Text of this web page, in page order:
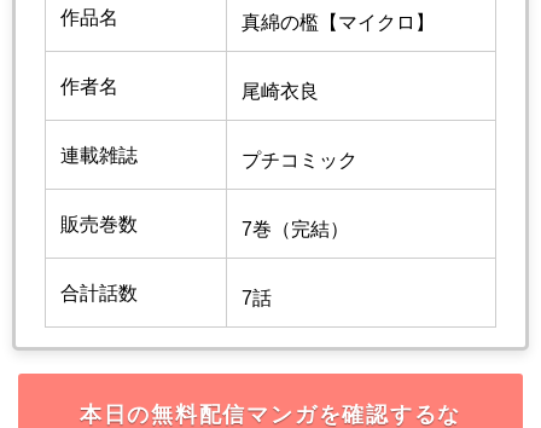
作品名 真綿の檻【マイクロ】
作者名 尾崎衣良
連載雑誌 プチコミック
販売巻数 7巻（完結）
合計話数 7話
本日の無料配信マンガを確認するな